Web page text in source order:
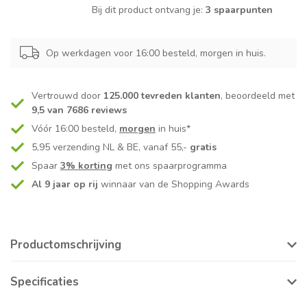
Bij dit product ontvang je: 3 spaarpunten
Op werkdagen voor 16:00 besteld, morgen in huis.
Vertrouwd door 125.000 tevreden klanten, beoordeeld met
9,5 van 7686 reviews
Vóór 16:00 besteld, morgen in huis*
5,95 verzending NL & BE, vanaf 55,- gratis
Spaar 3% korting met ons spaarprogramma
Al 9 jaar op rij winnaar van de Shopping Awards
Productomschrijving
Specificaties